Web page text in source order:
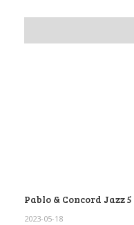
Pablo & Concord Jazz 5
2023-05-18